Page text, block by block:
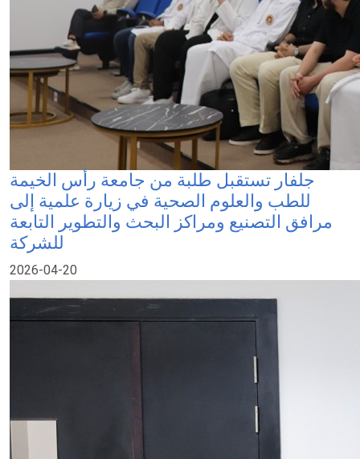
جلفار تستقبل طلبة من جامعة رأس الخيمة
للطب والعلوم الصحية في زيارة علمية إلى
مرافق التصنيع ومراكز البحث والتطوير التابعة
للشركة
2026-04-20